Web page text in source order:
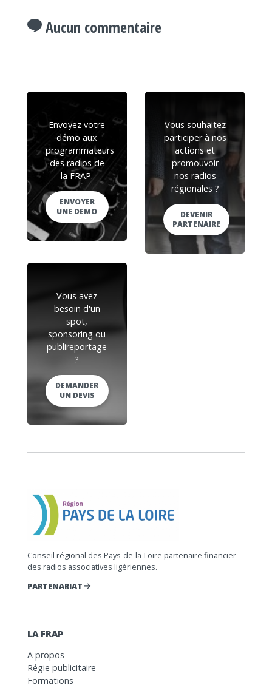
Aucun commentaire
Envoyez votre
démo aux
programmateurs
des radios de
la FRAP.
ENVOYER
UNE DEMO
Vous souhaitez
participer à nos
actions et
promouvoir
nos radios
régionales ?
DEVENIR
PARTENAIRE
Vous avez
besoin d'un
spot,
sponsoring ou
publireportage
?
DEMANDER
UN DEVIS
Conseil régional des Pays-de-la-Loire partenaire financier
des radios associatives ligériennes.
PARTENARIAT
LA FRAP
A propos
Régie publicitaire
Formations